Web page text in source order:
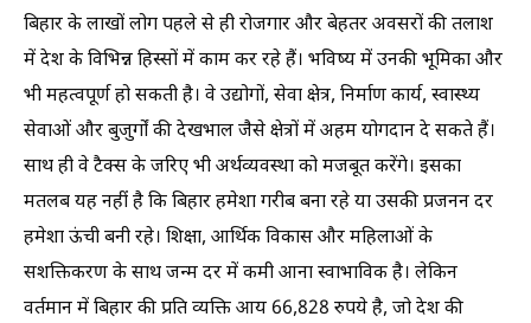
बिहार के लाखों लोग पहले से ही रोजगार और बेहतर अवसरों की तलाश
में देश के विभिन्न हिस्सों में काम कर रहे हैं। भविष्य में उनकी भूमिका और
भी महत्वपूर्ण हो सकती है। वे उद्योगों, सेवा क्षेत्र, निर्माण कार्य, स्वास्थ्य
सेवाओं और बुजुर्गों की देखभाल जैसे क्षेत्रों में अहम योगदान दे सकते हैं।
साथ ही वे टैक्स के जरिए भी अर्थव्यवस्था को मजबूत करेंगे। इसका
मतलब यह नहीं है कि बिहार हमेशा गरीब बना रहे या उसकी प्रजनन दर
हमेशा ऊंची बनी रहे। शिक्षा, आर्थिक विकास और महिलाओं के
सशक्तिकरण के साथ जन्म दर में कमी आना स्वाभाविक है। लेकिन
वर्तमान में बिहार की प्रति व्यक्ति आय 66,828 रुपये है, जो देश की